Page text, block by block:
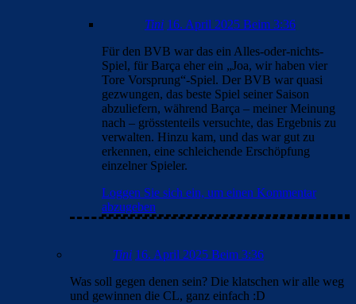
Tini 16. April 2025 Beim 3:36
Für den BVB war das ein Alles-oder-nichts-
Spiel, für Barça eher ein „Joa, wir haben vier
Tore Vorsprung“-Spiel. Der BVB war quasi
gezwungen, das beste Spiel seiner Saison
abzuliefern, während Barça – meiner Meinung
nach – grösstenteils versuchte, das Ergebnis zu
verwalten. Hinzu kam, und das war gut zu
erkennen, eine schleichende Erschöpfung
einzelner Spieler.
Loggen Sie sich ein, um einen Kommentar
abzugeben
Tini 16. April 2025 Beim 3:36
Was soll gegen denen sein? Die klatschen wir alle weg
und gewinnen die CL, ganz einfach :D